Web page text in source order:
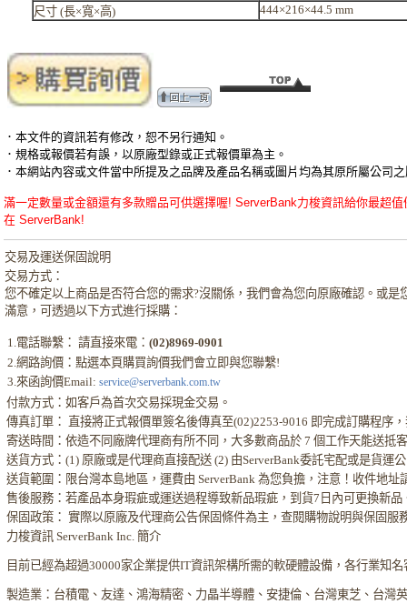
尺寸 (長×寬×高) 444×216×44.5 mm
．本文件的資訊若有修改，恕不另行通知。
．規格或報價若有誤，以原廠型錄或正式報價單為主。
．本網站內容或文件當中所提及之品牌及產品名稱或圖片均為其原所屬公司
滿一定數量或金額還有多款贈品可供選擇喔! ServerBank力梭資訊給你最超
在 ServerBank!
交易及運送保固說明
交易方式：
您不確定以上商品是否符合您的需求?沒關係，我們會為您向原廠確認。或
滿意，可透過以下方式進行採購：
1.電話聯繫： 請直接來電：(02)8969-0901
2.網路詢價：點選本頁購買詢價我們會立即與您聯繫!
3.來函詢價Email: service@serverbank.com.tw
付款方式：如客戶為首次交易採現金交易。
傳真訂單： 直接將正式報價單簽名後傳真至(02)2253-9016 即完成訂購程序
寄送時間：依造不同廠牌代理商有所不同，大多數商品於 7 個工作天能送抵
送貨方式：(1) 原廠或是代理商直接配送 (2) 由ServerBank委託宅配或是貨運
送貨範圍：限台灣本島地區，運費由 ServerBank 為您負擔，注意！收件地址
售後服務：若產品本身瑕疵或運送過程導致新品瑕疵，到貨7日內可更換新品
保固政策： 實際以原廠及代理商公告保固條件為主，查閱購物說明與保固服
力梭資訊 ServerBank Inc. 簡介
目前已經為超過30000家企業提供IT資訊架構所需的軟硬體設備，各行業知名
製造業：台積電、友達、鴻海精密、力晶半導體、安捷倫、台灣東芝、台